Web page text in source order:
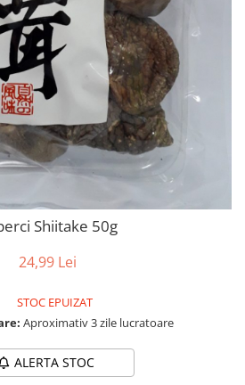
Shiitake 50g
24,99 Lei
STOC EPUIZAT
Aproximativ 3 zile lucratoare
ALERTA STOC